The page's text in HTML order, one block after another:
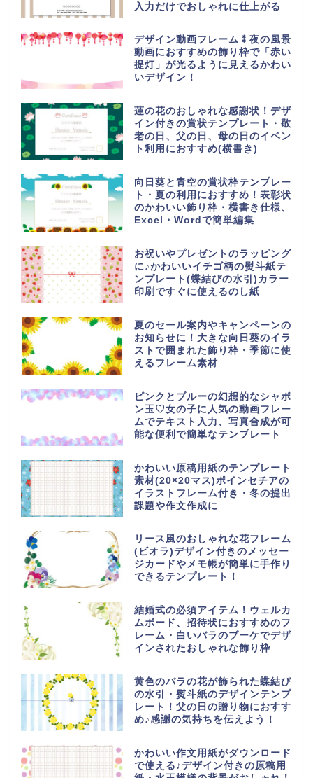
入力だけでおしゃれに仕上がる
デザイン動画フレーム⁑夜の風景
動画におすすめの飾り枠で「赤い
提灯」が光るように見えるかわい
いデザイン！
蓮の花のおしゃれな感謝状！デザ
イン付きの賞状テンプレート・敬
老の日、父の日、母の日のイベン
ト利用におすすめ(横書き)
向日葵と青空の賞状枠テンプレー
ト・夏の利用におすすめ！表彰状
のかわいい飾り枠・横書き仕様、
Excel・Wordで簡単編集
お祝いやプレゼントのラッピング
に♪かわいいイチゴ柄の熨斗紙テ
ンプレート(蝶結びの水引)カラー
印刷ですぐに使えるのし紙
夏のセール案内やキャンペーンの
お知らせに！大きな向日葵のイラ
ストで囲まれた飾り枠・季節に使
えるフレーム素材
ピンクとブルーの幻想的なシャボ
ン玉♡女の子に人気の動画フレー
ムでテキスト入力、写真合成が可
能な便利で簡単なテンプレート
かわいい原稿用紙のテンプレート
素材(20×20マス)ポインセチアの
イラストフレーム付き・冬の提出
課題や作文作成に
リース風のおしゃれな花フレーム
(ビオラ)デザイン付きのメッセー
ジカードやメモ帳が簡単に手作り
できるテンプレート！
結婚式の必須アイテム！ウェルカ
ムボード、招待状におすすめのフ
レーム・白いバラのブーケでデザ
インされたおしゃれな飾り枠
黄色のバラの花が飾られた蝶結び
の水引・熨斗紙のデザインテンプ
レート！父の日の贈り物におすす
め♪感謝の気持ちを伝えよう！
かわいい作文用紙がダウンロード
で使える♪デザイン付きの原稿用